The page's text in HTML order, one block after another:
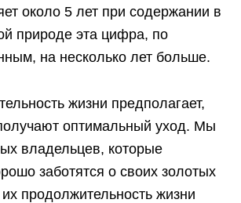
около 5 лет при содержании в
природе эта цифра, по
на несколько лет больше.
жизни предполагает,
оптимальный уход. Мы
владельцев, которые
заботятся о своих золотых
продолжительность жизни